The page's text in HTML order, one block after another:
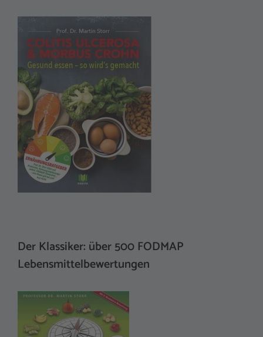
Der Klassiker: über 500 FODMAP
Lebensmittelbewertungen